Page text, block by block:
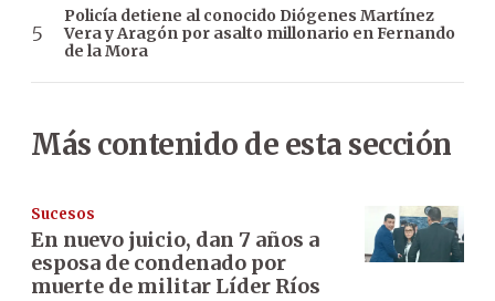
Policía detiene al conocido Diógenes Martínez
Vera y Aragón por asalto millonario en Fernando
de la Mora
Más contenido de esta sección
Sucesos
En nuevo juicio, dan 7 años a
esposa de condenado por
muerte de militar Líder Ríos